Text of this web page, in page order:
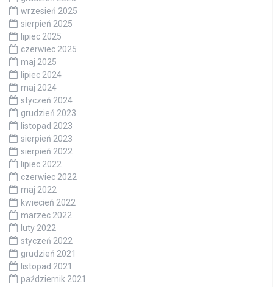
wrzesień 2025
sierpień 2025
lipiec 2025
czerwiec 2025
maj 2025
lipiec 2024
maj 2024
styczeń 2024
grudzień 2023
listopad 2023
sierpień 2023
sierpień 2022
lipiec 2022
czerwiec 2022
maj 2022
kwiecień 2022
marzec 2022
luty 2022
styczeń 2022
grudzień 2021
listopad 2021
październik 2021